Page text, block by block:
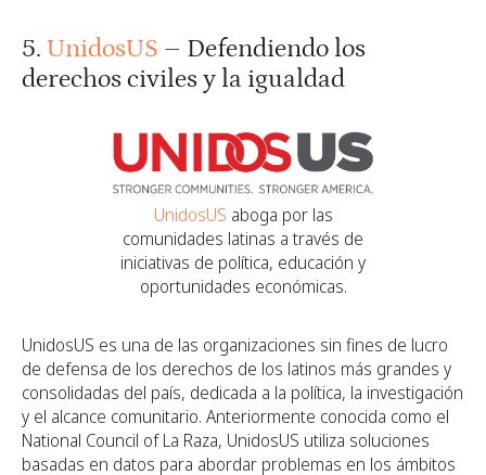
5. UnidosUS – Defendiendo los
derechos civiles y la igualdad
UnidosUS aboga por las
comunidades latinas a través de
iniciativas de política, educación y
oportunidades económicas.
UnidosUS es una de las organizaciones sin fines de lucro
de defensa de los derechos de los latinos más grandes y
consolidadas del país, dedicada a la política, la investigación
y el alcance comunitario. Anteriormente conocida como el
National Council of La Raza, UnidosUS utiliza soluciones
basadas en datos para abordar problemas en los ámbitos